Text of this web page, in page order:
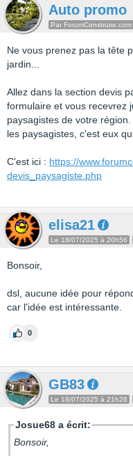
Auto promo
Par ForumConstruire.com
Ne vous prenez pas la tête
jardin...
Allez dans la section devis
formulaire et vous recevrez
paysagistes de votre
les paysagistes, c'est eux
C'est ici : https://
devis_paysagiste.php
elisa21
Le 18/07/2025 à 20h56
Bonsoir,
dsl, aucune idée pour
car l'idée est intéressante.
0
GB83
Le 18/07/2025 à 21h26
Josue68 a écrit:
Bonsoir,